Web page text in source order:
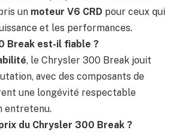
un moteur V6 CRD pour ceux qui
et les performances.
Break est-il fiable ?
, le Chrysler 300 Break jouit
avec des composants de
une longévité respectable
entretenu.
du Chrysler 300 Break ?